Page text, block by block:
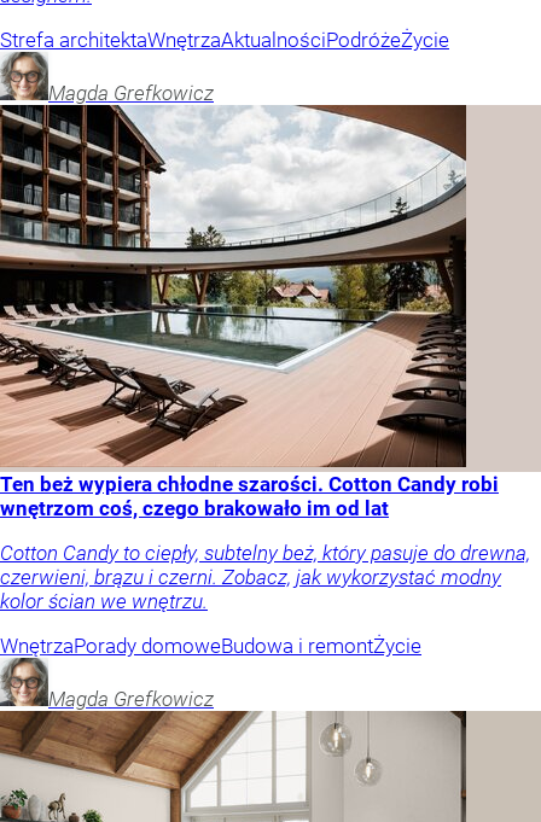
Strefa architektaWnętrzaAktualnościPodróżeŻycie
Magda Grefkowicz
Ten beż wypiera chłodne szarości. Cotton Candy robi
wnętrzom coś, czego brakowało im od lat
Cotton Candy to ciepły, subtelny beż, który pasuje do drewna,
czerwieni, brązu i czerni. Zobacz, jak wykorzystać modny
kolor ścian we wnętrzu.
WnętrzaPorady domoweBudowa i remontŻycie
Magda Grefkowicz